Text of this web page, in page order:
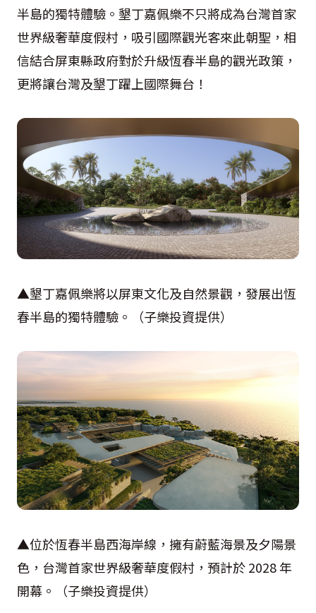
半島的獨特體驗。墾丁嘉佩樂不只將成為台灣首家
世界級奢華度假村，吸引國際觀光客來此朝聖，相
信結合屏東縣政府對於升級恆春半島的觀光政策，
更將讓台灣及墾丁躍上國際舞台！
▲墾丁嘉佩樂將以屏東文化及自然景觀，發展出恆
春半島的獨特體驗。（子樂投資提供）
▲位於恆春半島西海岸線，擁有蔚藍海景及夕陽景
色，台灣首家世界級奢華度假村，預計於 2028 年
開幕。（子樂投資提供）